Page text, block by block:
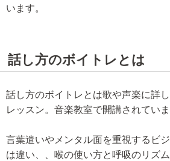
います。
話し方のボイトレとは
話し方のボイトレとは歌や声楽に詳
レッスン。音楽教室で開講されていま
言葉遣いやメンタル面を重視するビ
は違い、、喉の使い方と呼吸のリズ